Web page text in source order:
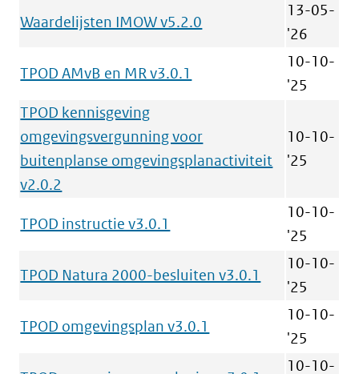
Waardelijsten IMOW v5.2.0
13-05-
'26
TPOD AMvB en MR v3.0.1
10-10-
'25
TPOD kennisgeving
omgevingsvergunning voor
buitenplanse omgevingsplanactiviteit
v2.0.2
10-10-
'25
TPOD instructie v3.0.1
10-10-
'25
TPOD Natura 2000-besluiten v3.0.1
10-10-
'25
TPOD omgevingsplan v3.0.1
10-10-
'25
10-10-